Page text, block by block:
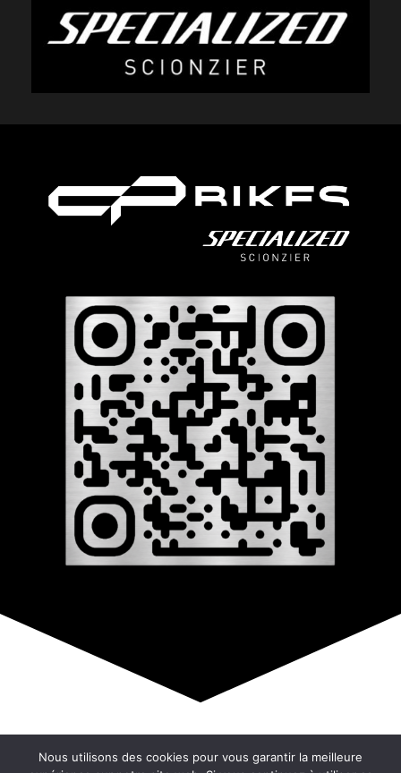
© Copyright 2026 –808
Mentions Légales – RGPD – Protection de la
Nous utilisons des cookies pour vous garantir la meilleure